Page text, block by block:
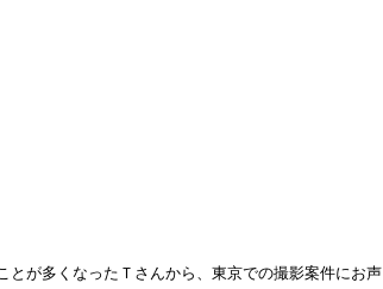
が多くなったＴさんから、東京での撮影案件にお声